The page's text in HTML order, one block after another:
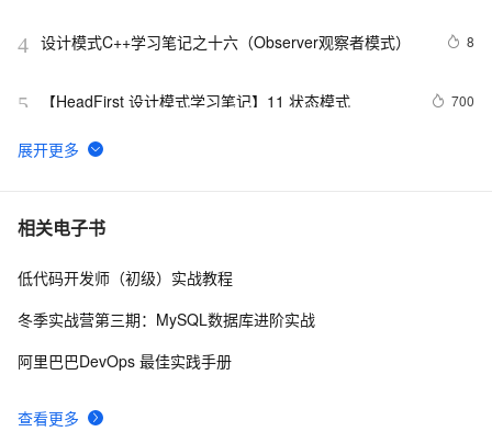
4 设计模式C++学习笔记之十六（Observer观察者模式） 8
5 【HeadFirst 设计模式学习笔记】11 状态模式 700
6 .NET设计模式（12）：外观模式（Façade Pattern）
7 Net设计模式实例之解释器模式（Interpreter Pattern）
8 23种设计模式之策略模式（Strategy）
相关电子书
查看更多
低代码开发师（初级）实战教程
冬季实战营第三期：MySQL数据库进阶实战
阿里巴巴DevOps 最佳实践手册